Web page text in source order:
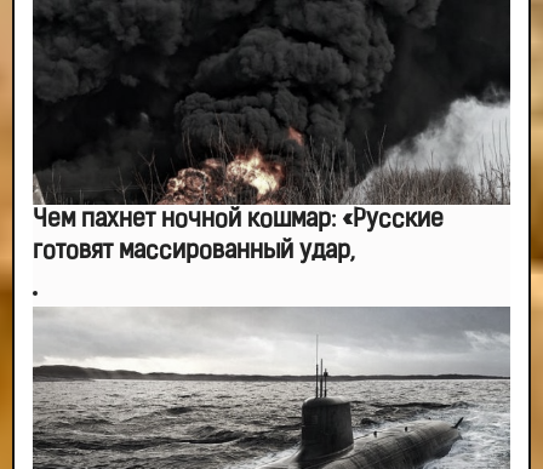
-- Люблю давать советы и очень не люблю, когда их дают мне.
Чем пахнет ночной кошмар: «Русские
готовят массированный удар,